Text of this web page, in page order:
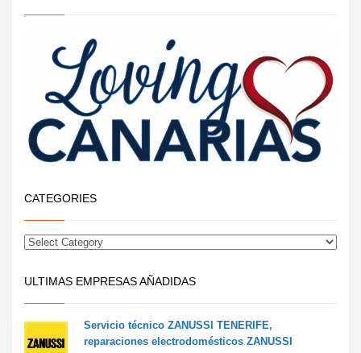
CATEGORIES
ULTIMAS EMPRESAS AÑADIDAS
Servicio técnico ZANUSSI TENERIFE,
reparaciones electrodomésticos ZANUSSI